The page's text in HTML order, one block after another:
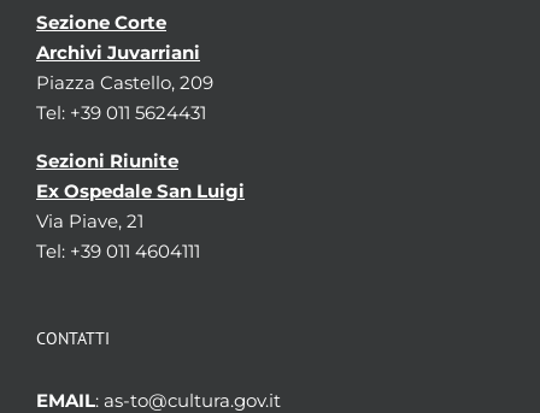
Sezione Corte
Archivi Juvarriani
Piazza Castello, 209
Tel: +39 011 5624431
Sezioni Riunite
Ex Ospedale San Luigi
Via Piave, 21
Tel: +39 011 4604111
CONTATTI
EMAIL: as-to@cultura.gov.it